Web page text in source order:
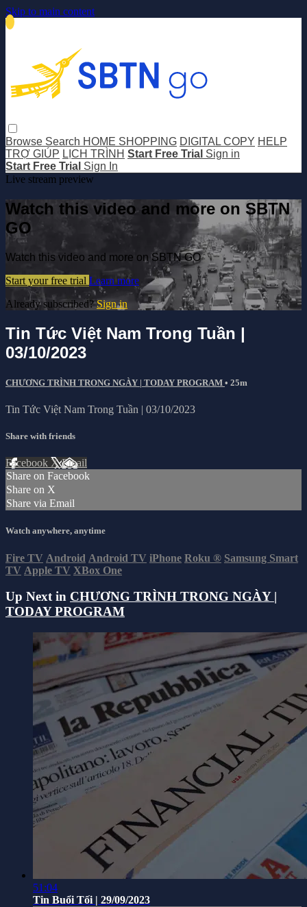
Skip to main content
Browse Search HOME SHOPPING DIGITAL COPY HELP
TRỢ GIÚP LỊCH TRÌNH Start Free Trial Sign in
Start Free Trial Sign In
Live stream preview
Watch this video and more on SBTN
GO
Watch this video and more on SBTN GO
Start your free trial Learn more
Already subscribed?Sign in
Tin Tức Việt Nam Trong Tuần |
03/10/2023
CHƯƠNG TRÌNH TRONG NGÀY | TODAY PROGRAM • 25m
Tin Tức Việt Nam Trong Tuần | 03/10/2023
Share with friends
Facebook XEmail
Share on Facebook
Share on X
Share via Email
Watch anywhere, anytime
Fire TV Android Android TV iPhone Roku ® Samsung Smart
TV Apple TV XBox One
Up Next in CHƯƠNG TRÌNH TRONG NGÀY |
TODAY PROGRAM
51:04
Tin Buổi Tối | 29/09/2023